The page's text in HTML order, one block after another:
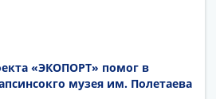
«ЭКОПОРТ» помог в
музея им. Полетаева